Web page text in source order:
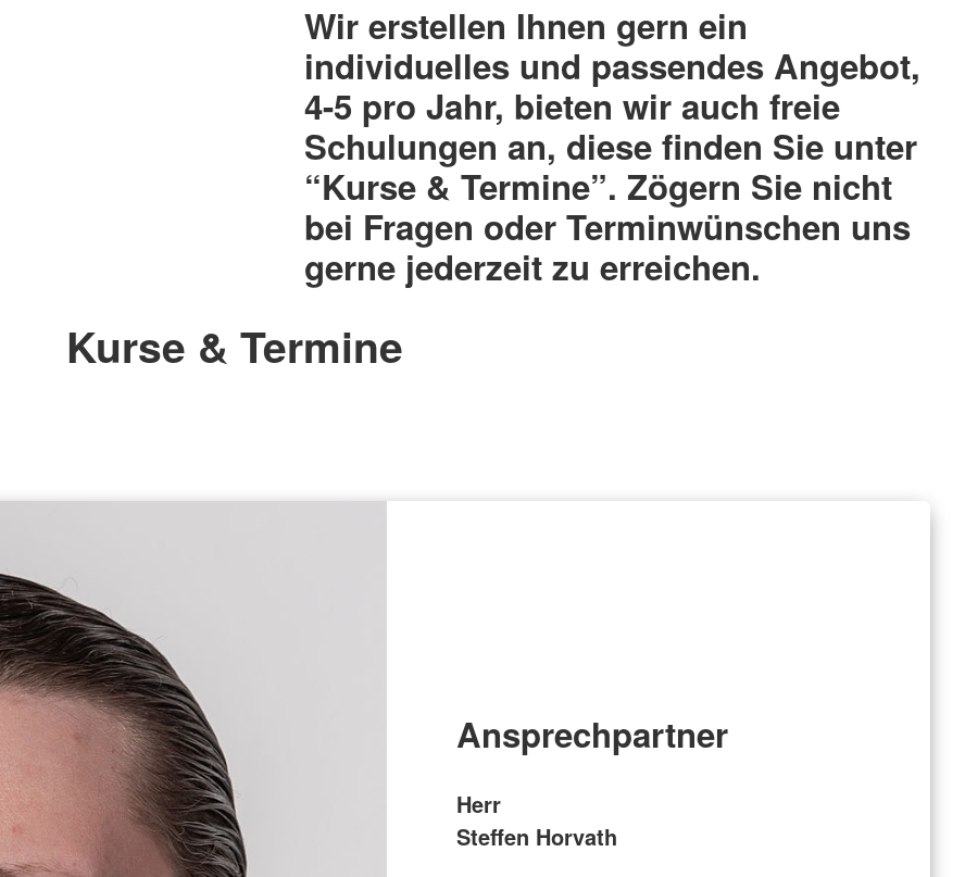
Wir erstellen Ihnen gern ein
individuelles und passendes Angebot,
4-5 pro Jahr, bieten wir auch freie
Schulungen an, diese finden Sie unter
“Kurse & Termine”. Zögern Sie nicht
bei Fragen oder Terminwünschen uns
gerne jederzeit zu erreichen.
Kurse & Termine
Ansprechpartner
Herr
Steffen Horvath